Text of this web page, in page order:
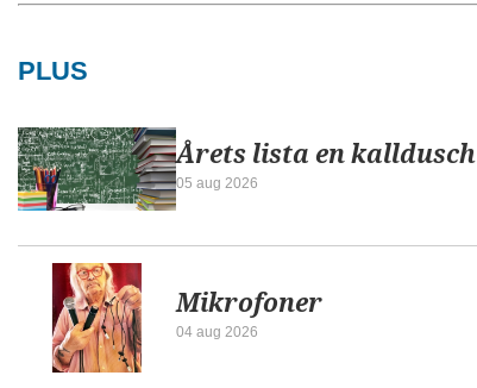
PLUS
Årets lista en kalldusch
05 aug 2026
Mikrofoner
04 aug 2026